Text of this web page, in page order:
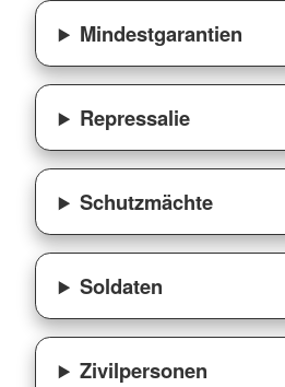
Mindestgarantien
Repressalie
Schutzmächte
Soldaten
Zivilpersonen